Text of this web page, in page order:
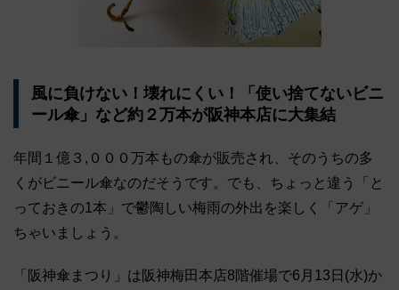
風に負けない！壊れにくい！「使い捨てないビニ
ール傘」など約２万本が阪神本店に大集結
年間１億３,０００万本もの傘が販売され、そのうちの多
くがビニール傘なのだそうです。でも、ちょっと違う「と
っておきの1本」で鬱陶しい梅雨の外出を楽しく「アゲ」
ちゃいましょう。
「阪神傘まつり」は阪神梅田本店8階催場で6月13日(水)か